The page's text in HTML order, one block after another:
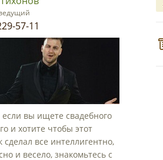
57-11
если вы ищете свадебного
и хотите чтобы этот
сделал все интеллигентно,
и весело, знакомьтесь с